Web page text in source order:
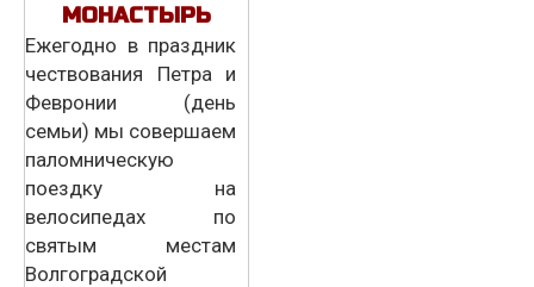
МОНАСТЫРЬ
Ежегодно в праздник
чествования Петра и
Февронии (день
семьи) мы совершаем
паломническую
поездку на
велосипедах по
святым местам
Волгоградской